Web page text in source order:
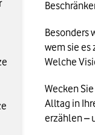
Besonders
wem sie es
Welche
Wecken
Alltag in
erzählen –